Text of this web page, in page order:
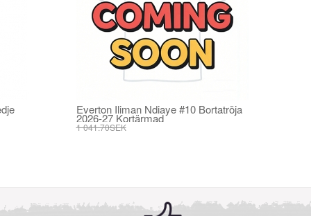
Everton Iliman Ndiaye #10 Bortatröja
2026-27 Kortärmad
1 041.70SEK